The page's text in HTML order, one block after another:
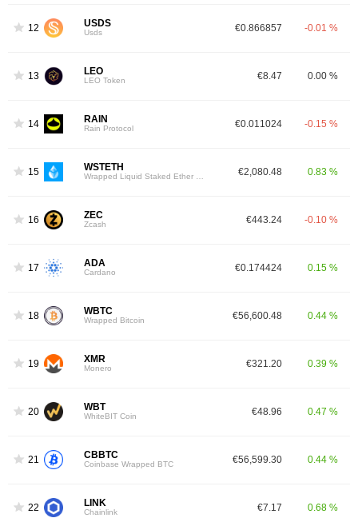
12 USDS
Usds €0.866857 -0.01 %
13 LEO
LEO Token €8.47 0.00 %
14 RAIN
Rain Protocol €0.011024 -0.15 %
15 WSTETH €2,080.48 0.83 %
16 ZEC
Zcash €443.24 -0.10 %
17 ADA
Cardano €0.174424 0.15 %
18 WBTC
Wrapped Bitcoin €56,600.48 0.44 %
19 XMR
Monero €321.20 0.39 %
20 WBT
WhiteBIT Coin €48.96 0.47 %
21 CBBTC
Coinbase Wrapped BTC €56,599.30 0.44 %
22 LINK
Chainlink €7.17 0.68 %